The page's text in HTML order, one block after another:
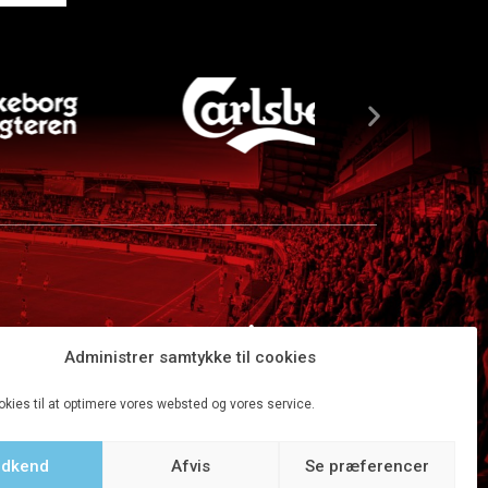
Administrer samtykke til cookies
til at optimere vores websted og vores service.
Afvis Se præferencer